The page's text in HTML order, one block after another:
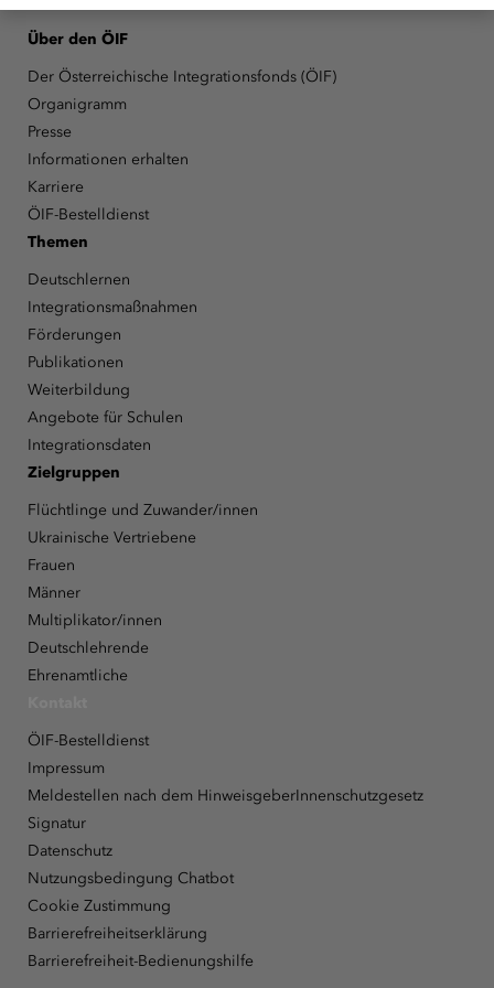
Über den ÖIF
Der Österreichische Integrationsfonds (ÖIF)
Organigramm
Presse
Informationen erhalten
Karriere
ÖIF-Bestelldienst
Themen
Deutschlernen
Integrationsmaßnahmen
Förderungen
Publikationen
Weiterbildung
Angebote für Schulen
Integrationsdaten
Zielgruppen
Flüchtlinge und Zuwander/innen
Ukrainische Vertriebene
Frauen
Männer
Multiplikator/innen
Deutschlehrende
Ehrenamtliche
ÖIF-Bestelldienst
Impressum
Meldestellen nach dem HinweisgeberInnenschutzgesetz
Signatur
Datenschutz
Nutzungsbedingung Chatbot
Cookie Zustimmung
Barrierefreiheitserklärung
Barrierefreiheit-Bedienungshilfe